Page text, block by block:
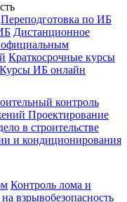
Переподготовка по ИБ
Дистанционное
Краткосрочные курсы
Курсы ИБ онлайн
контроль
Проектирование
в строительстве
и кондиционирования
Контроль лома и
взрывобезопасность